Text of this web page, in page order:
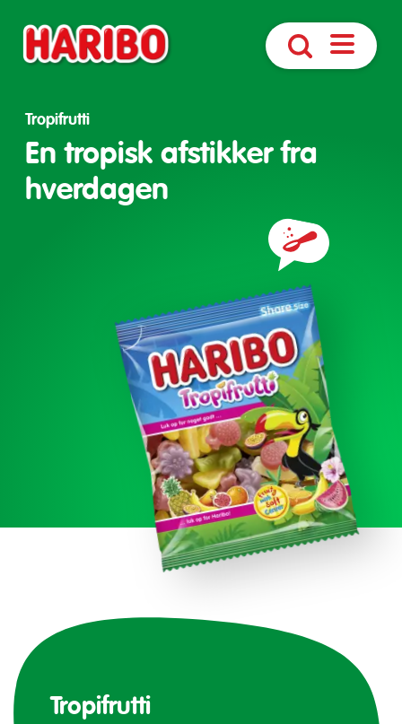
Søg
Åbn
Tropifrutti
En tropisk afstikker fra
hverdagen
Ingredienser
Tropifrutti